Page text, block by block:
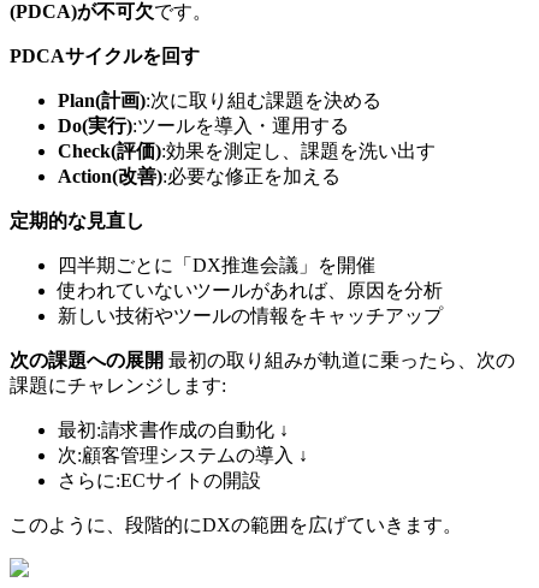
(PDCA)が不可欠です。
PDCAサイクルを回す
Plan(計画):次に取り組む課題を決める
Do(実行):ツールを導入・運用する
Check(評価):効果を測定し、課題を洗い出す
Action(改善):必要な修正を加える
定期的な見直し
四半期ごとに「DX推進会議」を開催
使われていないツールがあれば、原因を分析
新しい技術やツールの情報をキャッチアップ
次の課題への展開 最初の取り組みが軌道に乗ったら、次の
課題にチャレンジします:
最初:請求書作成の自動化 ↓
次:顧客管理システムの導入 ↓
さらに:ECサイトの開設
このように、段階的にDXの範囲を広げていきます。